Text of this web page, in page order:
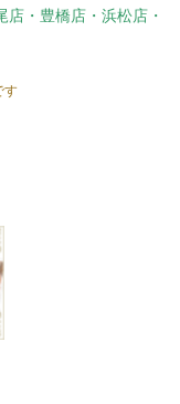
・豊橋店・浜松店・
す